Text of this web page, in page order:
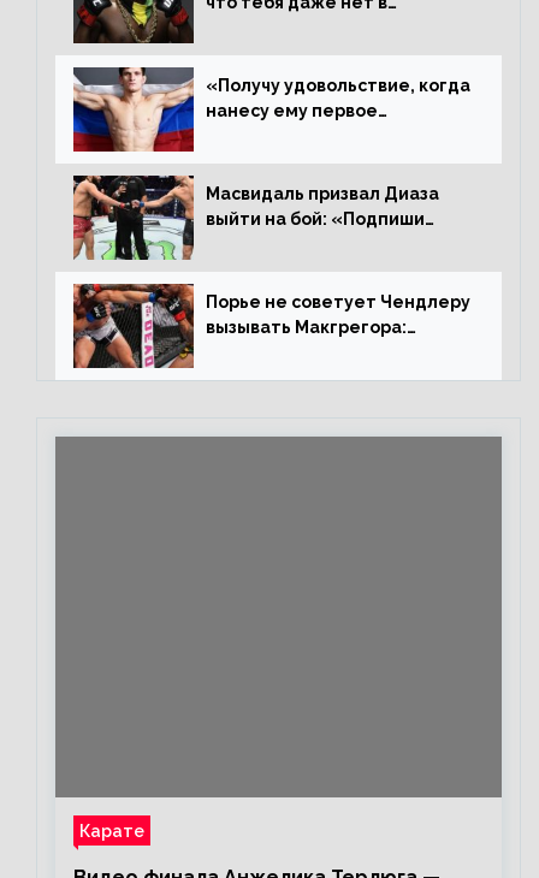
пауза», сообщает Стерлинг
ответил Сехудо
«Получу удовольствие, когда
нанесу ему первое
Иге – про бой с Евлоевым
Масвидаль призвал Диаза
выйти на бой: «Подпиши
повторим»
Порье не советует Чендлеру
вызывать Макгрегора:
каждом бою, а Конор умеет
Карате